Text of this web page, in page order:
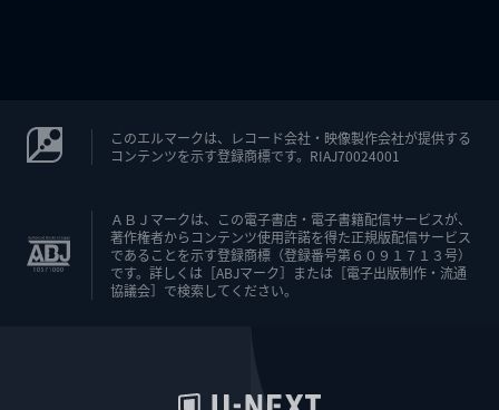
このエルマークは、レコード会社・映像製作会社が提供する
コンテンツを示す登録商標です。RIAJ70024001
ＡＢＪマークは、この電子書店・電子書籍配信サービスが、
著作権者からコンテンツ使用許諾を得た正規版配信サービス
であることを示す登録商標（登録番号第６０９１７１３号）
です。詳しくは［ABJマーク］または［電子出版制作・流通
協議会］で検索してください。